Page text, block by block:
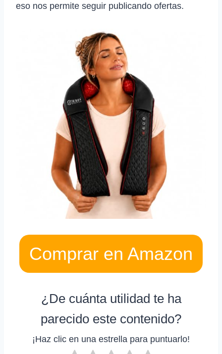
eso nos permite seguir publicando ofertas.
Comprar en Amazon
¿De cuánta utilidad te ha
parecido este contenido?
¡Haz clic en una estrella para puntuarlo!